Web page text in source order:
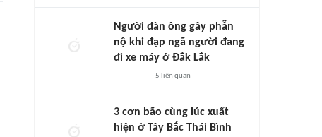
Người đàn ông gây phẫn
nộ khi đạp ngã người đang
đi xe máy ở Đắk Lắk
5 liên quan
3 cơn bão cùng lúc xuất
hiện ở Tây Bắc Thái Bình